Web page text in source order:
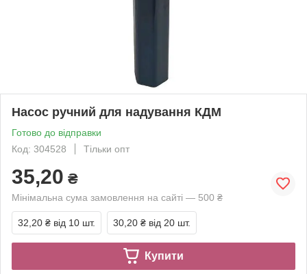
Насос ручний для надування КДМ
Готово до відправки
Код: 304528
Тільки опт
35,20 ₴
Мінімальна сума замовлення на сайті — 500 ₴
32,20 ₴ від 10 шт. 30,20 ₴ від 20 шт.
Купити